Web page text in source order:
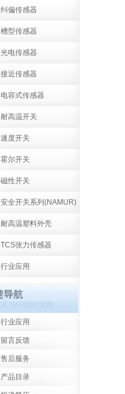
纠偏传感器
槽型传感器
光电传感器
接近传感器
电容式传感器
耐高温开关
速度开关
霍尔开关
磁性开关
安全开关系列(NAMUR)
耐高温塑料外壳
TCS张力传感器
行业应用
行业应用
留言反馈
售后服务
产品目录